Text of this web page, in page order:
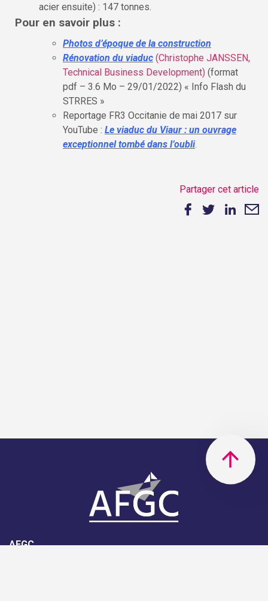
acier ensuite) : 147 tonnes.
Pour en savoir plus :
Photos d’époque de la construction
Rénovation du viaduc (Christophe JANSSEN,
Technical Business Development) (format
pdf – 3.6 Mo – 29/01/2022) « Info Flash du
STRRES »
Reportage FR3 Occitanie de mai 2017 sur
YouTube : Le viaduc du Viaur : un ouvrage
exceptionnel tombé dans l’oubli.
Partager cet article
AFGC